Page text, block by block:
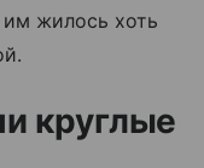
жилось хоть
круглые